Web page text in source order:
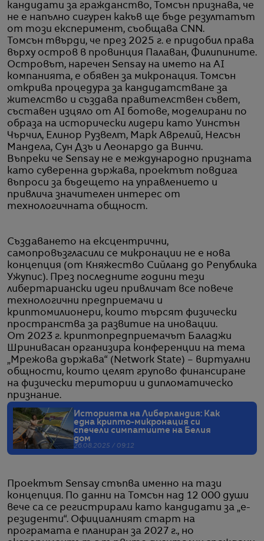
кандидати за гражданство, Томсън признава, че
не е напълно сигурен какъв ще бъде резултатът
от този експеримент, съобщава CNN.
Томсън твърди, че през 2025 г. е придобил права
върху остров в провинция Палаван, Филипините.
Островът, наречен Sensay на името на AI
компанията, е обявен за микронация. Томсън
открива процедура за кандидатстване за
жителство и създава правителствен съвет,
съставен изцяло от AI ботове, моделирани по
образа на исторически лидери като Уинстън
Чърчил, Елинор Рузвелт, Марк Аврелий, Нелсън
Мандела, Сун Дзъ и Леонардо да Винчи.
Въпреки че Sensay не е международно призната
като суверенна държава, проектът повдига
въпроси за бъдещето на управлението и
привлича значителен интерес от
технологичната общност.
Създаването на ексцентрични,
самопровъзгласили се микронации не е нова
концепция (от Княжество Сийланд до Република
Ужупис). През последните години тези
либертариански идеи привличат все повече
технологични предприемачи и
криптомилионери, които търсят физически
пространства за развитие на иновации.
От 2023 г. криптопредприемачът Баладжи
Шринивасан организира конференции на тема
„Мрежова държава“ (Network State) – виртуални
общности, които целят групово финансиране
на физически територии и дипломатическо
признание.
Историята на Либерландия: Как
една крипто-микронация си
спечели симпатиите на Белия
дом
26.08.2025 / 09:12
Проектът Sensay стъпва именно на тази
концепция. По данни на Томсън над 12 000 души
вече са се регистрирали като кандидати за „е-
резиденти“. Официалният старт на
програмата е планиран за 2027 г., но